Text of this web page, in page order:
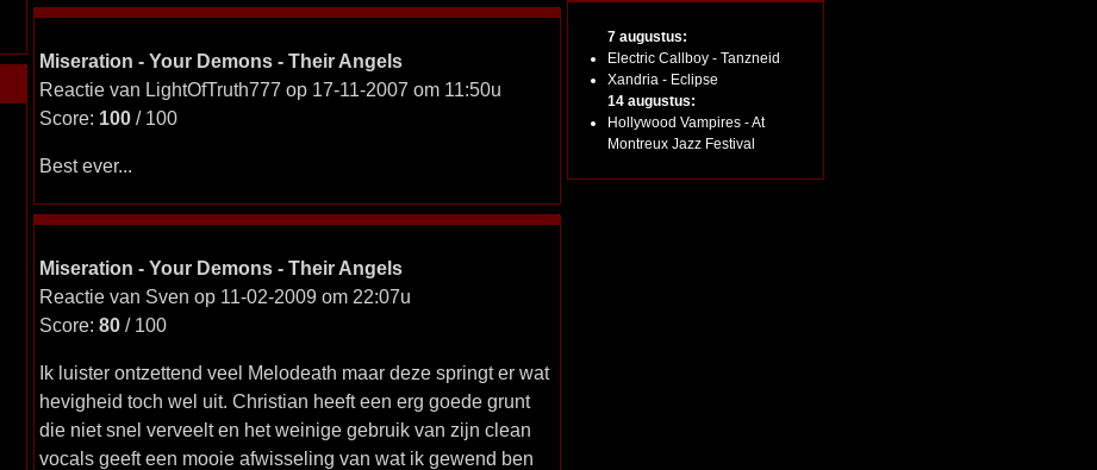
Miseration - Your Demons - Their Angels
Reactie van LightOfTruth777 op 17-11-2007 om 11:50u
Score: 100/ 100
Best ever...
Miseration - Your Demons - Their Angels
Reactie van Sven op 11-02-2009 om 22:07u
Score: 80/ 100
Ik luister ontzettend veel Melodeath maar deze springt er wat
hevigheid toch wel uit. Christian heeft een erg goede grunt
die niet snel verveelt en het weinige gebruik van zijn clean
vocals geeft een mooie afwisseling van wat ik gewend ben
7 augustus:
Electric Callboy - Tanzneid
Xandria - Eclipse
14 augustus:
Hollywood Vampires - At
Montreux Jazz Festival